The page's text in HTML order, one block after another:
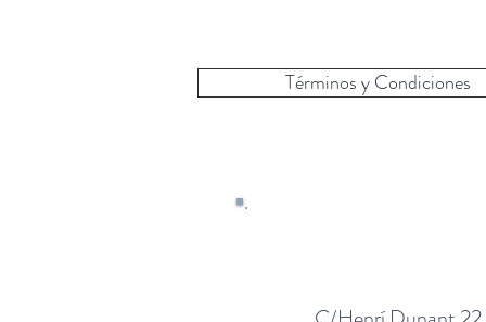
Términos y Condiciones